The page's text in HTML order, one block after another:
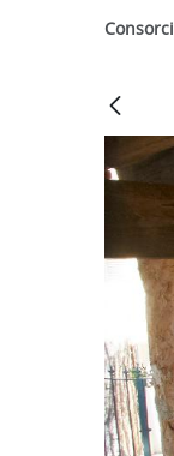
Consorci